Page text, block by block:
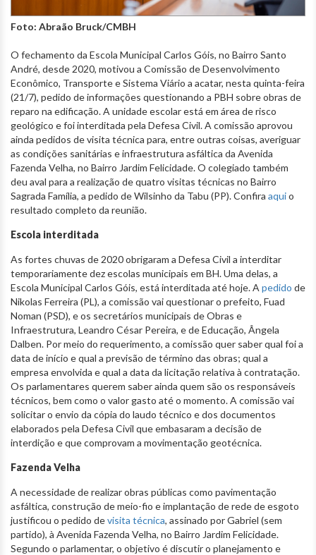
Foto: Abraão Bruck/CMBH
O fechamento da Escola Municipal Carlos Góis, no Bairro Santo
André, desde 2020, motivou a Comissão de Desenvolvimento
Econômico, Transporte e Sistema Viário a acatar, nesta quinta-feira
(21/7), pedido de informações questionando a PBH sobre obras de
reparo na edificação. A unidade escolar está em área de risco
geológico e foi interditada pela Defesa Civil. A comissão aprovou
ainda pedidos de visita técnica para, entre outras coisas, averiguar
as condições sanitárias e infraestrutura asfáltica da Avenida
Fazenda Velha, no Bairro Jardim Felicidade. O colegiado também
deu aval para a realização de quatro visitas técnicas no Bairro
Sagrada Família, a pedido de Wilsinho da Tabu (PP). Confira aquio
resultado completo da reunião.
Escola interditada
As fortes chuvas de 2020 obrigaram a Defesa Civil a interditar
temporariamente dez escolas municipais em BH. Uma delas, a
Escola Municipal Carlos Góis, está interditada até hoje. A pedido de
Nikolas Ferreira (PL), a comissão vai questionar o prefeito, Fuad
Noman (PSD), e os secretários municipais de Obras e
Infraestrutura, Leandro César Pereira, e de Educação, Ângela
Dalben. Por meio do requerimento, a comissão quer saber qual foi a
data de início e qual a previsão de término das obras; qual a
empresa envolvida e qual a data da licitação relativa à contratação.
Os parlamentares querem saber ainda quem são os responsáveis
técnicos, bem como o valor gasto até o momento. A comissão vai
solicitar o envio da cópia do laudo técnico e dos documentos
elaborados pela Defesa Civil que embasaram a decisão de
interdição e que comprovam a movimentação geotécnica.
Fazenda Velha
A necessidade de realizar obras públicas como pavimentação
asfáltica, construção de meio-fio e implantação de rede de esgoto
justificou o pedido devisita técnica, assinado por Gabriel (sem
partido), à Avenida Fazenda Velha, no Bairro Jardim Felicidade.
Segundo o parlamentar, o objetivo é discutir o planejamento e